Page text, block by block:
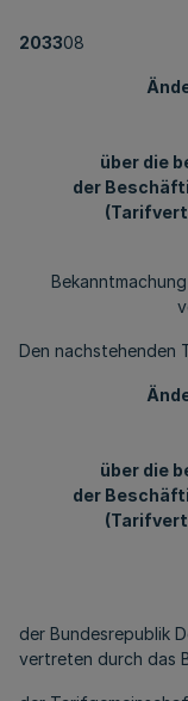
203308
über die
der
Bekanntmachung
Den nachstehenden
über die
der
der Bundesrepublik
vertreten durch das